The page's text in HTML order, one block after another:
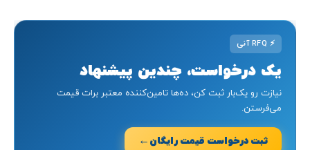
⚡
یک درخواست، چندین پیشنهاد
نیازت رو یک‌بار ثبت کن، ده‌ها تامین‌کننده معتبر برات قیمت
می‌فرستن.
ثبت درخواست قیمت رایگان ←